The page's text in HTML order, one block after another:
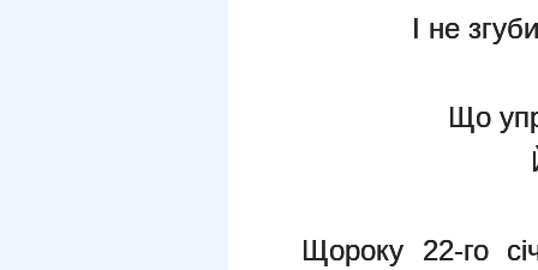
І не
Що
Щороку 22-го